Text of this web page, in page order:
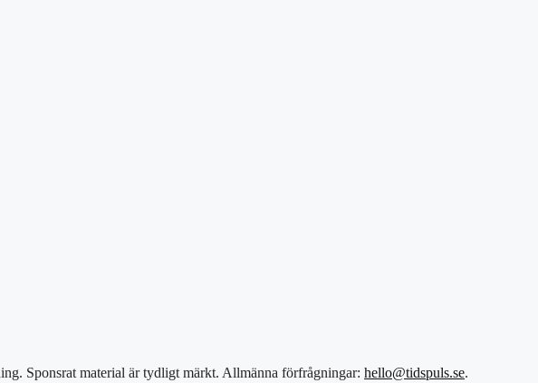
Sponsrat material är tydligt märkt. Allmänna förfrågningar: hello@tidspuls.se.